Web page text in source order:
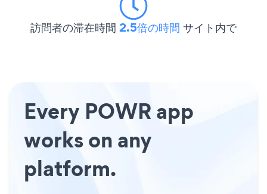
訪問者の滞在時間 2.5倍の時間 サイト内で
Every POWR app
works on any
platform.